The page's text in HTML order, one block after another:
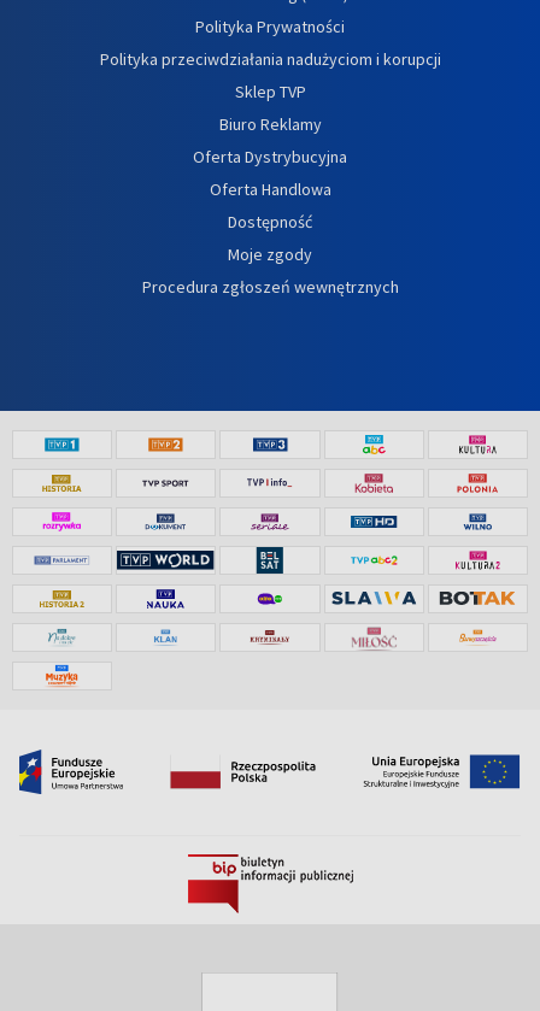
Polityka Prywatności
Polityka przeciwdziałania nadużyciom i korupcji
Sklep TVP
Biuro Reklamy
Oferta Dystrybucyjna
Oferta Handlowa
Dostępność
Moje zgody
Procedura zgłoszeń wewnętrznych